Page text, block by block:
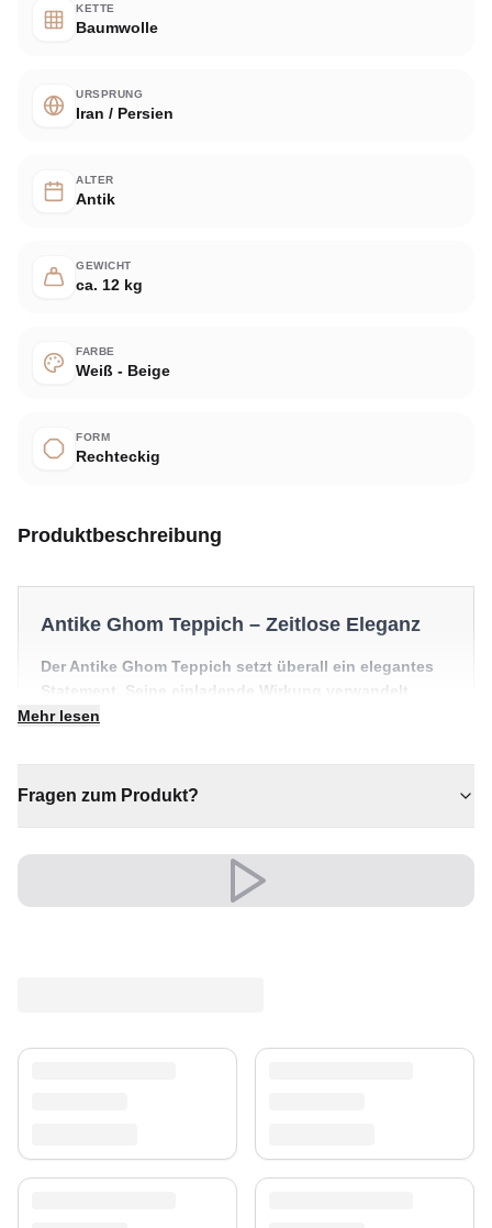
KETTE
Baumwolle
URSPRUNG
Iran / Persien
ALTER
Antik
GEWICHT
ca. 12 kg
FARBE
Weiß - Beige
FORM
Rechteckig
Produktbeschreibung
Antike Ghom Teppich – Zeitlose Eleganz
Der Antike Ghom Teppich setzt überall ein elegantes
Statement. Seine einladende Wirkung verwandelt
jeden Raum in etwas Besonderes.
✔ Passt zu moderner und klassischer Einrichtung
✔ Wertet jeden Raum mühelos auf
✔ Zeitloses Design für jeden Raum
Eine zeitlose Wahl, die Komfort und Charakter ins Herz
Versand & Service
Mehr lesen
Fragen zum Produkt?